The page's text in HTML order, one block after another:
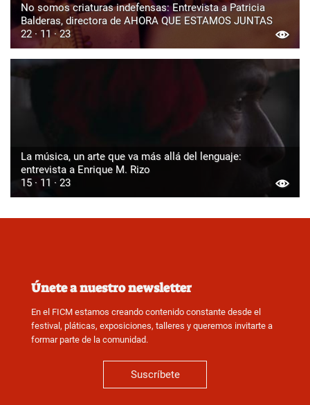
No somos criaturas indefensas: Entrevista a Patricia
Balderas, directora de AHORA QUE ESTAMOS JUNTAS
22 · 11 · 23
La música, un arte que va más allá del lenguaje:
entrevista a Enrique M. Rizo
15 · 11 · 23
Únete a nuestro newsletter
En el FICM estamos creando contenido constante desde el
festival, pláticas, exposiciones, talleres y queremos invitarte a
formar parte de la comunidad.
Suscríbete